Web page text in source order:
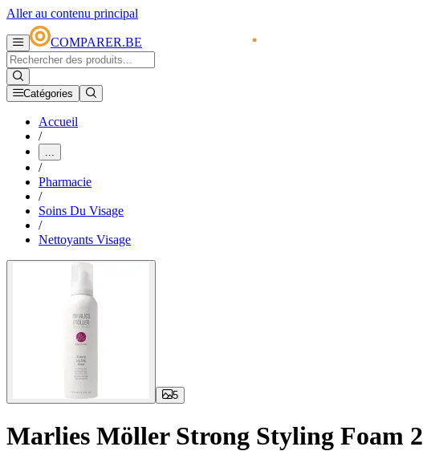
Aller au contenu principal
COMPARER.BE
Catégories
Accueil
/
...
/
Pharmacie
/
Soins Du Visage
/
Nettoyants Visage
5
Marlies Möller Strong Styling Foam